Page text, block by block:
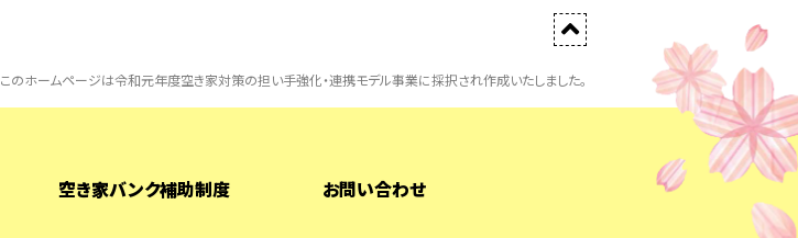
このホームページは令和元年度空き家対策の担い手強化・連携モデル事業に採択され作成いたしました。
空き家バンク補助制度 お問い合わせ